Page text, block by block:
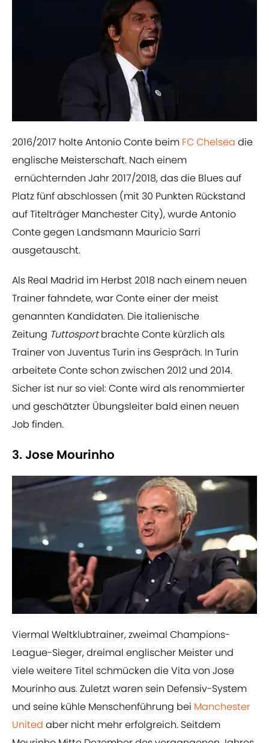
2016/2017 holte Antonio Conte beim FC Chelsea die
englische Meisterschaft. Nach einem
ernüchternden Jahr 2017/2018, das die Blues auf
Platz fünf abschlossen (mit 30 Punkten Rückstand
auf Titelträger Manchester City), wurde Antonio
Conte gegen Landsmann Mauricio Sarri
ausgetauscht.
Als Real Madrid im Herbst 2018 nach einem neuen
Trainer fahndete, war Conte einer der meist
genannten Kandidaten. Die italienische
Zeitung Tuttosportbrachte Conte kürzlich als
Trainer von Juventus Turin ins Gespräch. In Turin
arbeitete Conte schon zwischen 2012 und 2014.
Sicher ist nur so viel: Conte wird als renommierter
und geschätzter Übungsleiter bald einen neuen
Job finden.
3. Jose Mourinho
Viermal Weltklubtrainer, zweimal Champions-
League-Sieger, dreimal englischer Meister und
viele weitere Titel schmücken die Vita von Jose
Mourinho aus. Zuletzt waren sein Defensiv-System
und seine kühle Menschenführung bei Manchester
United aber nicht mehr erfolgreich. Seitdem